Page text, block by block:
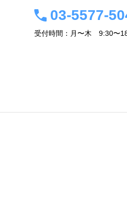
03-5577-
受付時間：月〜木 9:30〜